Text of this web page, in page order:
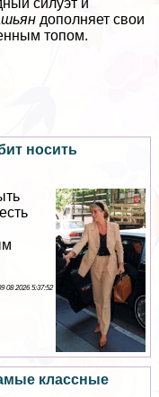
силуэт и
дополняет свои
топом.
носить
08 2026 5:37:52
классные